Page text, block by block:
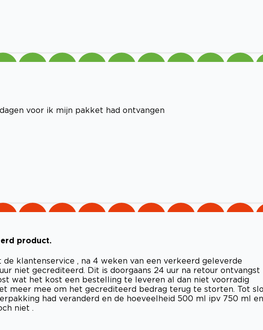
voor ik mijn pakket had ontvangen
product.
klantenservice , na 4 weken van een verkeerd geleverde
niet gecrediteerd. Dit is doorgaans 24 uur na retour ontvangst
wat het kost een bestelling te leveren al dan niet voorradig
meer mee om het gecrediteerd bedrag terug te storten. Tot
had veranderd en de hoeveelheid 500 ml ipv 750 ml en
niet .